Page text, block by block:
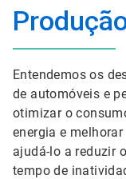
Entendemos os
de automóveis e
otimizar o
energia e
ajudá-lo a reduzir
tempo de